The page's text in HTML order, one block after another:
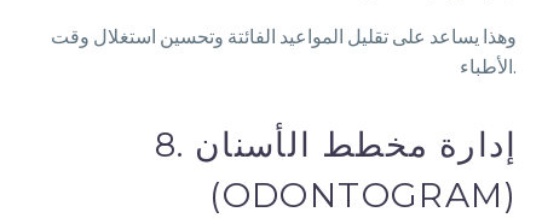
وهذا يساعد على تقليل المواعيد الفائتة وتحسين استغلال وقت
الأطباء.
8. إدارة مخطط الأسنان
(ODONTOGRAM)